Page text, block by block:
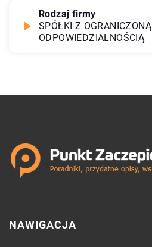
Rodzaj firmy
SPÓŁKI Z OGRANICZONĄ
ODPOWIEDZIALNOŚCIĄ
NAWIGACJA